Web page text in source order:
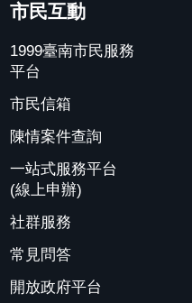
市民互動
1999臺南市民服務
平台
市民信箱
陳情案件查詢
一站式服務平台
(線上申辦)
社群服務
常見問答
開放政府平台